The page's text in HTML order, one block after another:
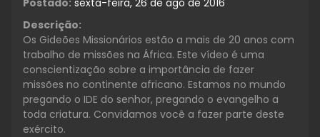
Descrição:
Os Gideões Missionários estão a mais de 20 anos com
trabalho de missões na África. Este vídeo é uma
conscientização sobre a importância de fazer
missões no continente africano. Estamos no mundo
pregando o IDE do senhor, pregando o evangelho a
toda criatura. Convidamos você a fazer parte deste
exército.